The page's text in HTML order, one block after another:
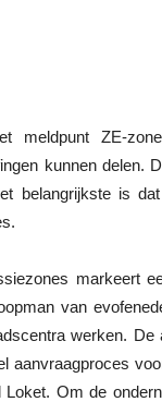
meldpunt ZE-
kunnen delen.
belangrijkste is
markeert
van
werken.
aanvraagproces
Om de